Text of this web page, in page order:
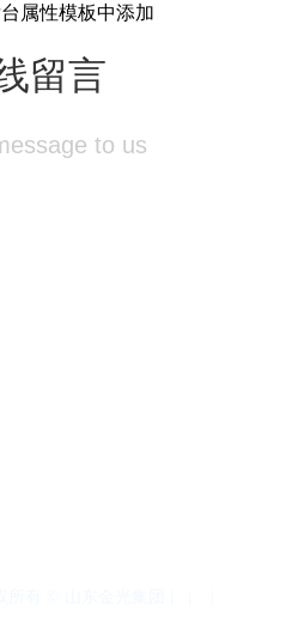
属性模板中添加
留言
to us